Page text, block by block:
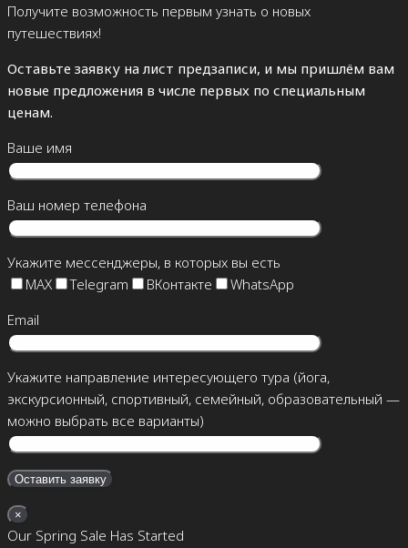
Получите возможность первым узнать о новых
путешествиях!
Оставьте заявку на лист предзаписи, и мы пришлём вам
новые предложения в числе первых по специальным
ценам.
Ваше имя
Ваш номер телефона
Укажите мессенджеры, в которых вы есть
MAX
Telegram ВКонтакте
WhatsApp
Email
Укажите направление интересующего тура (йога,
экскурсионный, спортивный, семейный, образовательный —
можно выбрать все варианты)
×
Our Spring Sale Has Started